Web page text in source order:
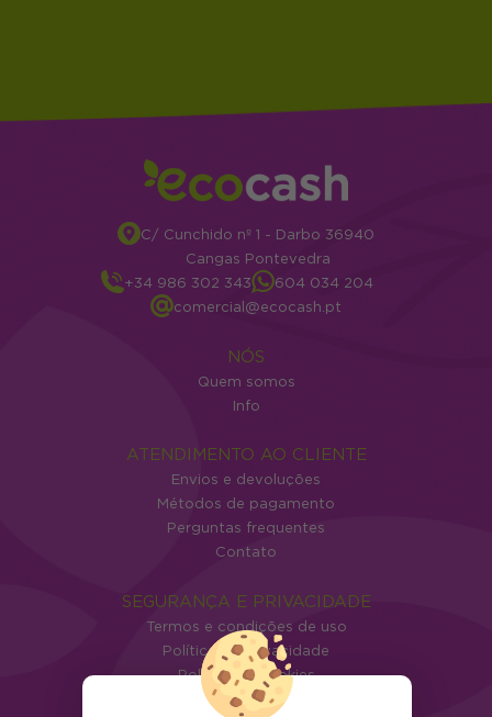
C/ Cunchido nº 1 - Darbo 36940
Cangas Pontevedra
+34 986 302 343
604 034 204
comercial@ecocash.pt
NÓS
Quem somos
Info
ATENDIMENTO AO CLIENTE
Envios e devoluções
Métodos de pagamento
Perguntas frequentes
Contato
SEGURANÇA E PRIVACIDADE
Termos e condições de uso
Política de privacidade
Política de cookies